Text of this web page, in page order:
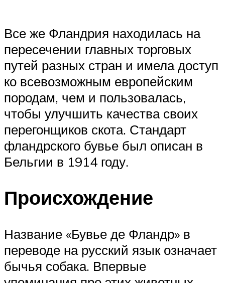
Все же Фландрия находилась на
пересечении главных торговых
путей разных стран и имела доступ
ко всевозможным европейским
породам, чем и пользовалась,
чтобы улучшить качества своих
перегонщиков скота. Стандарт
фландрского бувье был описан в
Бельгии в 1914 году.
Происхождение
Название «Бувье де Фландр» в
переводе на русский язык означает
бычья собака. Впервые